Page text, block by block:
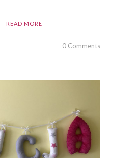
READ MORE
0 Comments